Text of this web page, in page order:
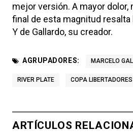
mejor versión. A mayor dolor,
final de esta magnitud resalta
Y de Gallardo, su creador.
AGRUPADORES: MARCELO
RIVER PLATE COPA LIBERTADORES
ARTÍCULOS